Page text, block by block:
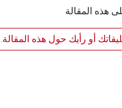
هذه المقالة
أو رأيك حول هذه المقالة.